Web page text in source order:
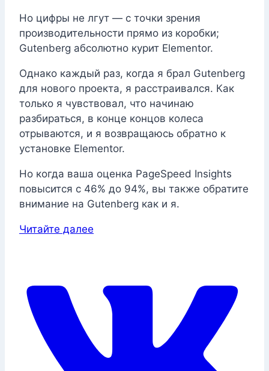
Но цифры не лгут — с точки зрения
производительности прямо из коробки;
Gutenberg абсолютно курит Elementor.
Однако каждый раз, когда я брал Gutenberg
для нового проекта, я расстраивался. Как
только я чувствовал, что начинаю
разбираться, в конце концов колеса
отрываются, и я возвращаюсь обратно к
установке Elementor.
Но когда ваша оценка PageSpeed ​​Insights
повысится с 46% до 94%, вы также обратите
внимание на Gutenberg как и я.
Читайте далее